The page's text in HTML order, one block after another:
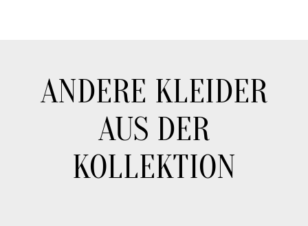
ANDERE KLEIDER
AUS DER
KOLLEKTION